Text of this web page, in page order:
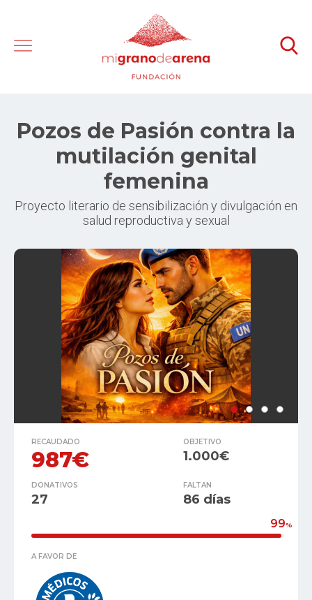
Pozos de Pasión contra la
mutilación genital
femenina
Proyecto literario de sensibilización y divulgación en
salud reproductiva y sexual
RECAUDADO
987€
OBJETIVO
1.000€
DONATIVOS
27
FALTAN
86 días
99%
A FAVOR DE